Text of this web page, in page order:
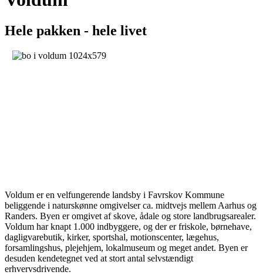
Hele pakken - hele livet
Voldum er en velfungerende landsby i Favrskov Kommune
beliggende i naturskønne omgivelser ca. midtvejs mellem Aarhus og
Randers. Byen er omgivet af skove, ådale og store landbrugsarealer.
Voldum har knapt 1.000 indbyggere, og der er friskole, børnehave,
dagligvarebutik, kirker, sportshal, motionscenter, lægehus,
forsamlingshus, plejehjem, lokalmuseum og meget andet. Byen er
desuden kendetegnet ved at stort antal selvstændigt
erhvervsdrivende.